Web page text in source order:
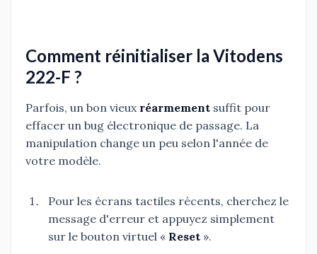
Comment réinitialiser la Vitodens
222-F ?
Parfois, un bon vieux réarmement suffit pour
effacer un bug électronique de passage. La
manipulation change un peu selon l'année de
votre modèle.
Pour les écrans tactiles récents, cherchez le
message d'erreur et appuyez simplement
sur le bouton virtuel « Reset ».